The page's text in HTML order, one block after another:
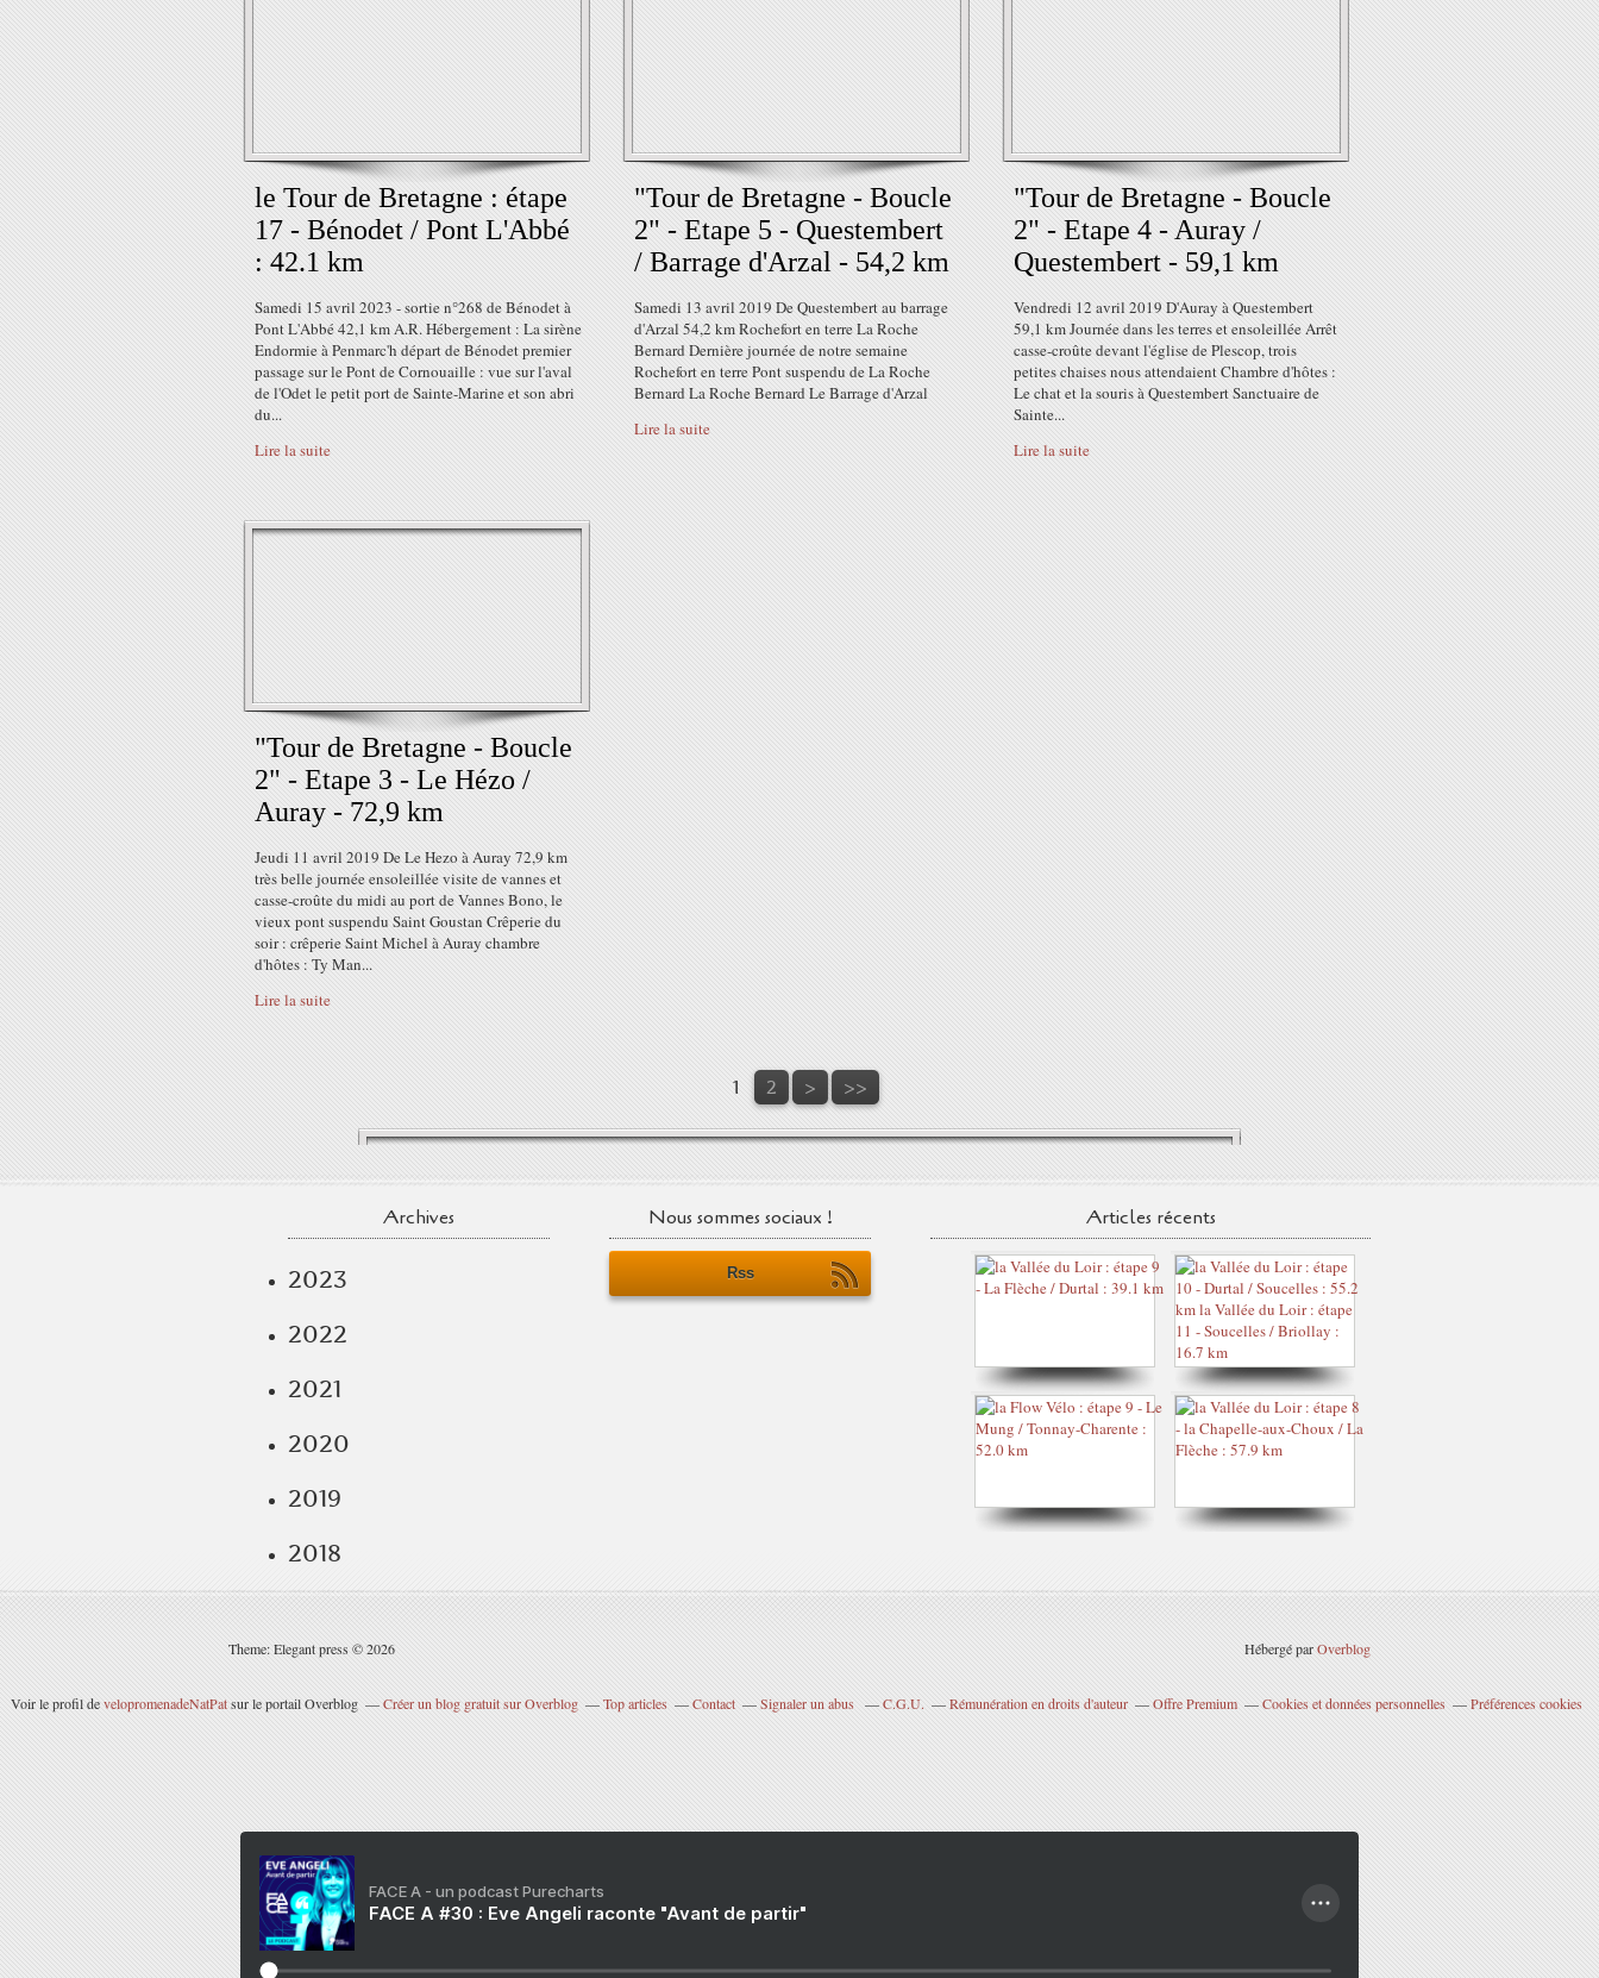
le Tour de Bretagne : étape
17 - Bénodet / Pont L'Abbé
: 42.1 km
Samedi 15 avril 2023 - sortie n°268 de Bénodet à
Pont L'Abbé 42,1 km A.R. Hébergement : La sirène
Endormie à Penmarc'h départ de Bénodet premier
passage sur le Pont de Cornouaille : vue sur l'aval
de l'Odet le petit port de Sainte-Marine et son abri
du...
Lire la suite
"Tour de Bretagne - Boucle
2" - Etape 5 - Questembert
/ Barrage d'Arzal - 54,2 km
Samedi 13 avril 2019 De Questembert au barrage
d'Arzal 54,2 km Rochefort en terre La Roche
Bernard Dernière journée de notre semaine
Rochefort en terre Pont suspendu de La Roche
Bernard La Roche Bernard Le Barrage d'Arzal
Lire la suite
"Tour de Bretagne - Boucle
2" - Etape 4 - Auray /
Questembert - 59,1 km
Vendredi 12 avril 2019 D'Auray à Questembert
59,1 km Journée dans les terres et ensoleillée Arrêt
casse-croûte devant l'église de Plescop, trois
petites chaises nous attendaient Chambre d'hôtes :
Le chat et la souris à Questembert Sanctuaire de
Sainte...
Lire la suite
"Tour de Bretagne - Boucle
2" - Etape 3 - Le Hézo /
Auray - 72,9 km
Jeudi 11 avril 2019 De Le Hezo à Auray 72,9 km
très belle journée ensoleillée visite de vannes et
casse-croûte du midi au port de Vannes Bono, le
vieux pont suspendu Saint Goustan Crêperie du
soir : crêperie Saint Michel à Auray chambre
d'hôtes : Ty Man...
Lire la suite
1 2 > >>
Archives
2023
2022
2021
2020
2019
2018
Nous sommes sociaux !
Rss
Articles récents
Theme: Elegant press © 2026 Hébergé parOverblog
Voir le profil developromenadeNatPatsur le portail Overblog Créer un blog gratuit sur Overblog Top articles Contact Signaler un abus C.G.U. Rémunération en droits d'auteur Offre Premium Cookies et données personnelles Préférences cookies
FACE A - un podcast Purecharts
FACE A #30 : Eve Angeli raconte "Avant de partir"